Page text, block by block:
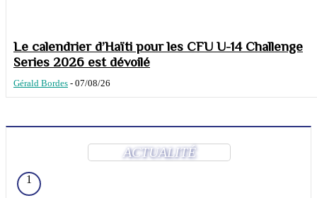
Le calendrier d’Haïti pour les CFU U-14 Challenge
Series 2026 est dévoilé
Gérald Bordes - 07/08/26
ACTUALITÉ
1